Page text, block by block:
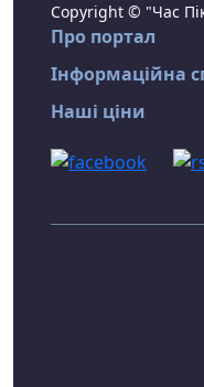
Copyright © "Час
Про портал
Інформаційна
Наші ціни